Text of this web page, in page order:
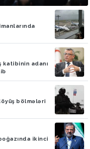
katibinin adanı
bölmələri
ikinci